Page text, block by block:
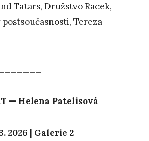
Tatars, Družstvo Racek,
Tereza
— Helena Patelisová
3. 2026 | Galerie 2